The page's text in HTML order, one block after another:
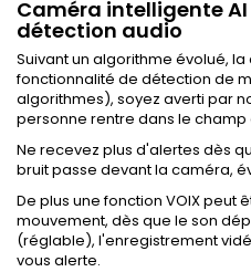
Caméra intelligente
détection audio
Suivant un algorithme évolué,
fonctionnalité de détection de
algorithmes), soyez averti par
personne rentre dans le champ
Ne recevez plus d'alertes dès
bruit passe devant la caméra,
De plus une fonction VOIX
mouvement, dès que le son
(réglable), l'enregistrement
vous alerte.